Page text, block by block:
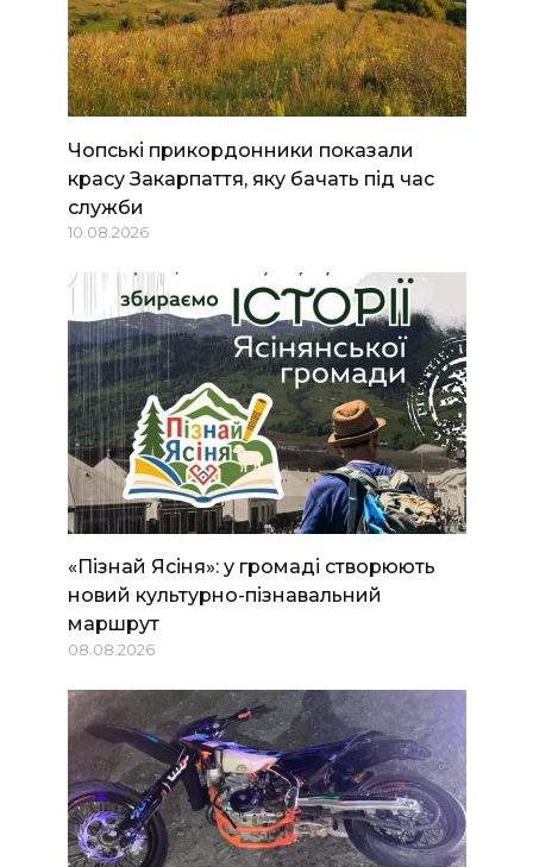
Чопські прикордонники показали
красу Закарпаття, яку бачать під час
служби
10.08.2026
«Пізнай Ясіня»: у громаді створюють
новий культурно-пізнавальний
маршрут
08.08.2026